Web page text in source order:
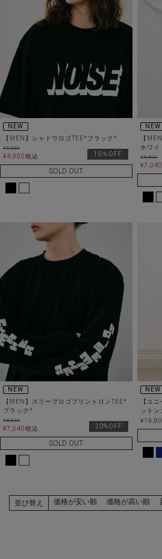
NEW
【MEN】シャドウロゴTEE*ブラック*
¥5,500
¥4,950税込 10％OFF
SOLD OUT
NEW
【
ホワイ
¥8,800
¥
NEW
【MEN】スリーブロゴプリントロンTEE*
ブラック*
¥8,800
¥7,040税込 20%OFF
SOLD OUT
NEW
【ユ
ット
¥
並び替え 価格が安い順 価格が高い順